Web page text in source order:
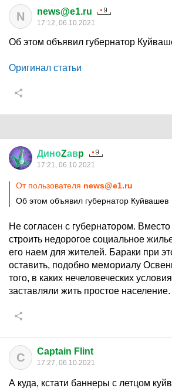
N news@e1.ru
17:12, 06.10.2021
Об этом объявил губернатор
Оригинал статьи
ДиноZавp
17:21, 06.10.2021
От пользователя news@e1.ru
Об этом объявил губернатор Куйвашев
Не согласен с губернатором.
строить недорогое социальное
его наем для жителей. Бараки при
оставить, подобно мемориалу
того, в каких нечеловеческих
заставляли жить простое население.
C Captain Flint
17:27, 06.10.2021
А куда, кстати баннеры с летцом